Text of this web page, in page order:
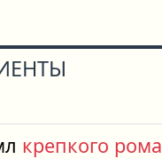
крепкого рома